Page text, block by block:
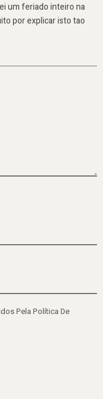
um feriado inteiro na
por explicar isto tao
Pela Política De